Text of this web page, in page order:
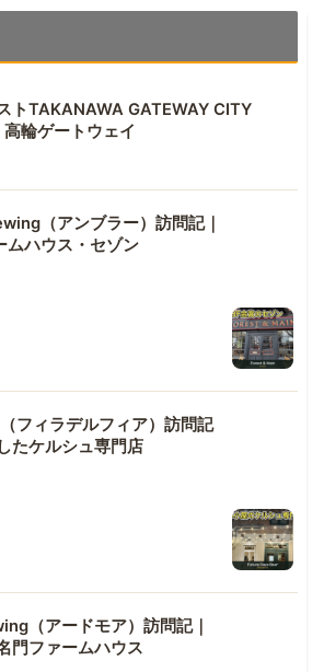
トTAKANAWA GATEWAY CITY
輪ゲートウェイ
（アンブラー）訪問記｜
ムハウス・セゾン
フィラデルフィア）訪問記
たケルシュ専門店
（アードモア）訪問記｜
門ファームハウス